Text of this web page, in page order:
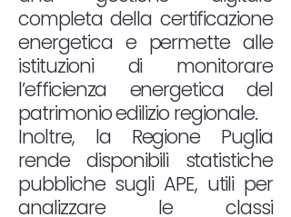
completa della certificazione
energetica e permette alle
istituzioni di monitorare
l’efficienza energetica del
patrimonio edilizio regionale.
Inoltre, la Regione Puglia
rende disponibili statistiche
pubbliche sugli APE, utili per
analizzare le classi